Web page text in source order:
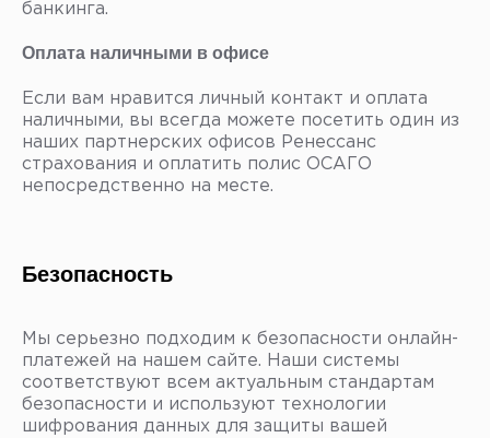
банкинга.
Оплата наличными в офисе
Если вам нравится личный контакт и оплата
наличными, вы всегда можете посетить один из
наших партнерских офисов Ренессанс
страхования и оплатить полис ОСАГО
непосредственно на месте.
Безопасность
Мы серьезно подходим к безопасности онлайн-
платежей на нашем сайте. Наши системы
соответствуют всем актуальным стандартам
безопасности и используют технологии
шифрования данных для защиты вашей